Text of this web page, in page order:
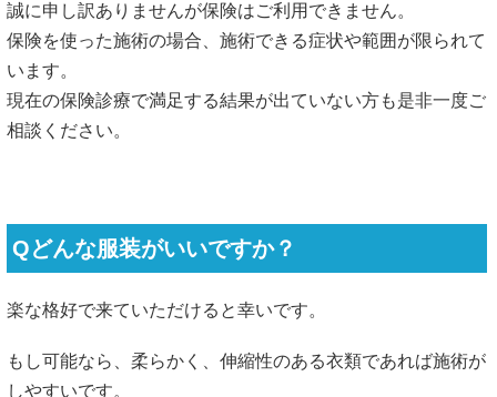
誠に申し訳ありませんが保険はご利用できません。
保険を使った施術の場合、施術できる症状や範囲が限られて
います。
現在の保険診療で満足する結果が出ていない方も是非一度ご
相談ください。
Qどんな服装がいいですか？
楽な格好で来ていただけると幸いです。
もし可能なら、柔らかく、伸縮性のある衣類であれば施術が
しやすいです。